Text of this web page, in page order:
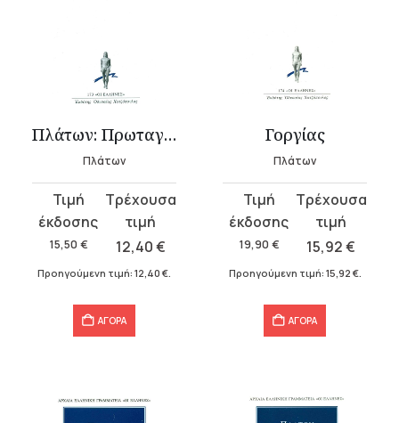
Πλάτων: Πρωταγόρας
Πλάτων
15,50 €
Original
price
was:
15,50 €.
12,40€
τρέχουσα
τιμή
είναι:
Προηγούμενη τιμή: 12,40 €.
ΑΓΟΡΑ
Γοργίας
Πλάτων
19,90 €
Original
price
was:
19,90 €.
15,92€
τρέχουσα
τιμή
είναι:
Προηγούμενη τιμή: 15,92 €.
ΑΓΟΡΑ